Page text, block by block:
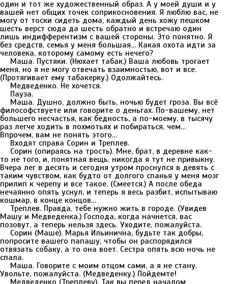
один и тот же художественный образ. А у моей души и у
вашей нет общих точек соприкосновения. Я люблю вас, не
могу от тоски сидеть дома, каждый день хожу пешком
шесть верст сюда да шесть обратно и встречаю один
лишь индифферентизм с вашей стороны. Это понятно. Я
без средств, семья у меня большая… Какая охота идти за
человека, которому самому есть нечего?
Маша. Пустяки. (Нюхает табак.) Ваша любовь трогает
меня, но я не могу отвечать взаимностью, вот и все.
(Протягивает ему табакерку.) Одолжайтесь.
Медведенко. Не хочется.
Пауза.
Маша. Душно, должно быть, ночью будет гроза. Вы всё
философствуете или говорите о деньгах. По-вашему, нет
большего несчастья, как бедность, а по-моему, в тысячу
раз легче ходить в лохмотьях и побираться, чем…
Впрочем, вам не понять этого…
Входят справа Сорин и Треплев.
Сорин (опираясь на трость). Мне, брат, в деревне как-
то не того, и, понятная вещь, никогда я тут не привыкну.
Вчера лег в десять и сегодня утром проснулся в девять с
таким чувством, как будто от долгого спанья у меня мозг
прилип к черепу и все такое. (Смеется.) А после обеда
нечаянно опять уснул, и теперь я весь разбит, испытываю
кошмар, в конце концов…
Треплев. Правда, тебе нужно жить в городе. (Увидев
Машу и Медведенка.) Господа, когда начнется, вас
позовут, а теперь нельзя здесь. Уходите, пожалуйста.
Сорин (Маше). Марья Ильинична, будьте так добры,
попросите вашего папашу, чтобы он распорядился
отвязать собаку, а то она воет. Сестра опять всю ночь не
спала.
Маша. Говорите с моим отцом сами, а я не стану.
Увольте, пожалуйста. (Медведенку.) Пойдемте!
Медведенко (Треплеву). Так вы перед началом